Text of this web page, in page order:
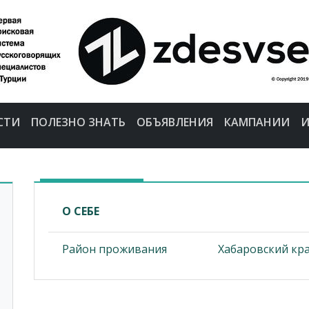
ПОЛЕЗНО ЗНАТЬ ОБЪЯВЛЕНИЯ КАМПАНИИ
О СЕБЕ
Район проживания Хабаровский